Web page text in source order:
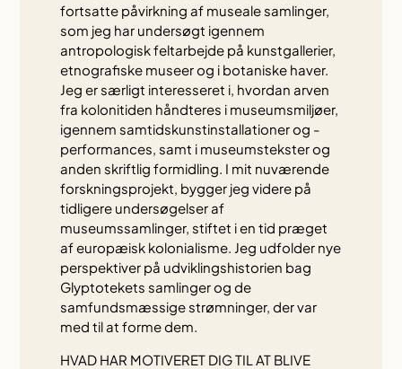
fortsatte påvirkning af museale samlinger,
som jeg har undersøgt igennem
antropologisk feltarbejde på kunstgallerier,
etnografiske museer og i botaniske haver.
Jeg er særligt interesseret i, hvordan arven
fra kolonitiden håndteres i museumsmiljøer,
igennem samtidskunstinstallationer og -
performances, samt i museumstekster og
anden skriftlig formidling. I mit nuværende
forskningsprojekt, bygger jeg videre på
tidligere undersøgelser af
museumssamlinger, stiftet i en tid præget
af europæisk kolonialisme. Jeg udfolder nye
perspektiver på udviklingshistorien bag
Glyptotekets samlinger og de
samfundsmæssige strømninger, der var
med til at forme dem.
HVAD HAR MOTIVERET DIG TIL AT BLIVE